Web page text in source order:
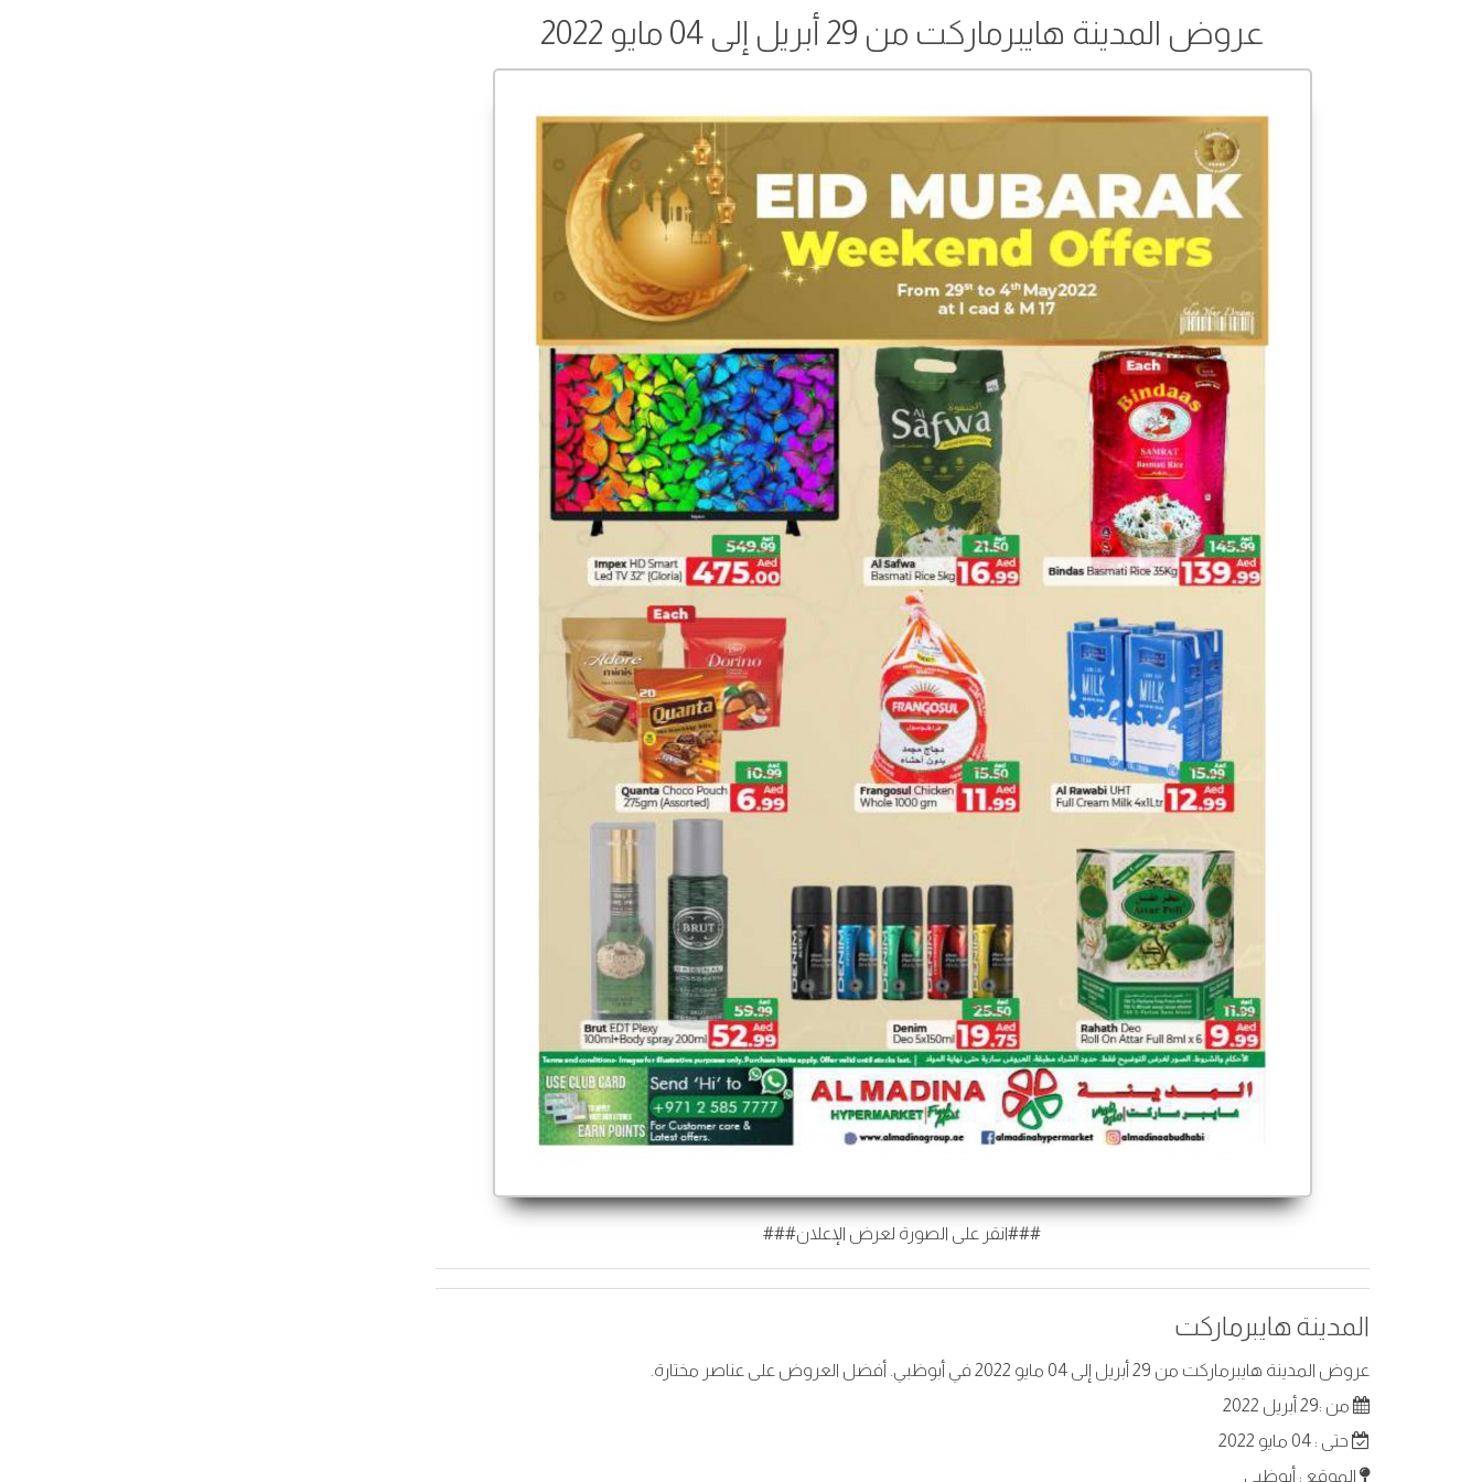
عروض المدينة هايبرماركت من 29 أبريل إلى 04 مايو 2022
###انقر على الصورة لعرض الإعلان###
المدينة هايبرماركت
عروض المدينة هايبرماركت من 29 أبريل إلى 04 مايو 2022 في أبوظبي. أفضل العروض على عناصر مختارة.
من :29 أبريل 2022
حتى : 04 مايو 2022
الموقع : أبوظبي